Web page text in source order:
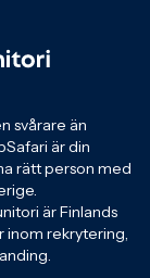
svårare än
är din
rätt person med
är Finlands
rekrytering,